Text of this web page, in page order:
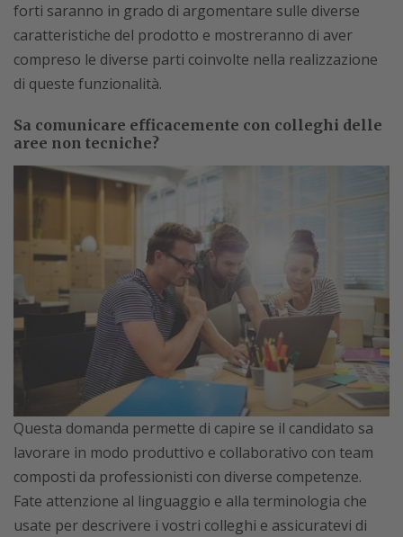
forti saranno in grado di argomentare sulle diverse
caratteristiche del prodotto e mostreranno di aver
compreso le diverse parti coinvolte nella realizzazione
di queste funzionalità.
Sa comunicare efficacemente con colleghi delle
aree non tecniche?
Questa domanda permette di capire se il candidato sa
lavorare in modo produttivo e collaborativo con team
composti da professionisti con diverse competenze.
Fate attenzione al linguaggio e alla terminologia che
usate per descrivere i vostri colleghi e assicuratevi di